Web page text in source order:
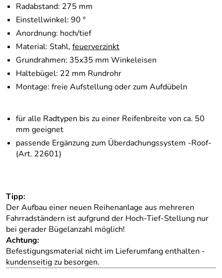
Radabstand: 275 mm
Einstellwinkel: 90 °
Anordnung: hoch/tief
Material: Stahl, feuerverzinkt
Grundrahmen: 35x35 mm Winkeleisen
Haltebügel: 22 mm Rundrohr
Montage: freie Aufstellung oder zum Aufdübeln
für alle Radtypen bis zu einer Reifenbreite von ca. 50
mm geeignet
passende Ergänzung zum Überdachungssystem -Roof-
(Art. 22601)
Tipp:
Der Aufbau einer neuen Reihenanlage aus mehreren
Fahrradständern ist aufgrund der Hoch-Tief-Stellung nur
bei gerader Bügelanzahl möglich!
Achtung:
Befestigungsmaterial nicht im Lieferumfang enthalten -
kundenseitig zu besorgen.